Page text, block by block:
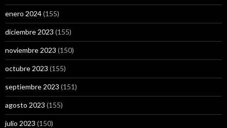
enero 2024(155)
diciembre 2023 (155)
noviembre 2023 (150)
octubre 2023 (155)
septiembre 2023 (151)
agosto 2023 (155)
julio 2023 (150)